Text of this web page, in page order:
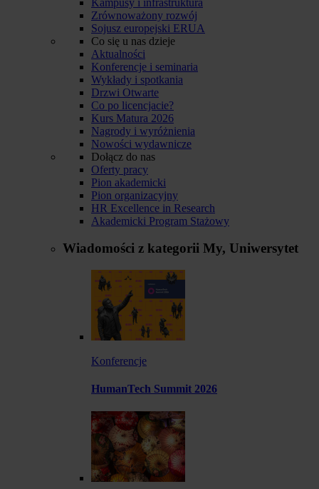
Zrównoważony rozwój
Sojusz europejski ERUA
Co się u nas dzieje
Aktualności
Konferencje i seminaria
Wykłady i spotkania
Drzwi Otwarte
Co po licencjacie?
Kurs Matura 2026
Nagrody i wyróżnienia
Nowości wydawnicze
Dołącz do nas
Oferty pracy
Pion akademicki
Pion organizacyjny
HR Excellence in Research
Akademicki Program Stażowy
Wiadomości z kategorii My, Uniwersytet
Konferencje
HumanTech Summit 2026